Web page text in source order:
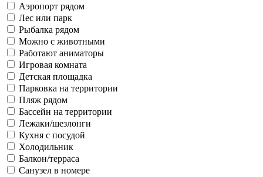
Аэропорт рядом
Лес или парк
Рыбалка рядом
Можно с животными
Работают аниматоры
Игровая комната
Детская площадка
Парковка на территории
Пляж рядом
Бассейн на территории
Лежаки/шезлонги
Кухня с посудой
Холодильник
Балкон/терраса
Санузел в номере